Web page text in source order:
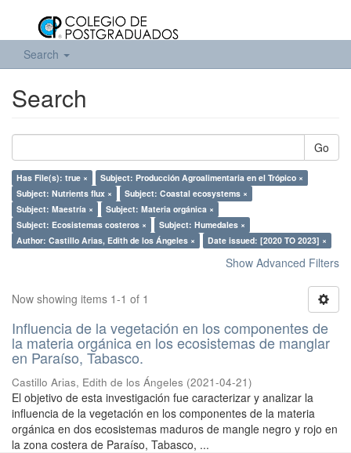
Search
Search
Go
Has File(s): true ×
Subject: Producción Agroalimentaria en el Trópico ×
Subject: Nutrients flux ×
Subject: Coastal ecosystems ×
Subject: Maestría ×
Subject: Materia orgánica ×
Subject: Ecosistemas costeros ×
Subject: Humedales ×
Author: Castillo Arias, Edith de los Ángeles ×
Date issued: [2020 TO 2023] ×
Show Advanced Filters
Now showing items 1-1 of 1
Influencia de la vegetación en los componentes de
la materia orgánica en los ecosistemas de manglar
en Paraíso, Tabasco.
Castillo Arias, Edith de los Ángeles (2021-04-21)
El objetivo de esta investigación fue caracterizar y analizar la
influencia de la vegetación en los componentes de la materia
orgánica en dos ecosistemas maduros de mangle negro y rojo en
la zona costera de Paraíso, Tabasco, ...